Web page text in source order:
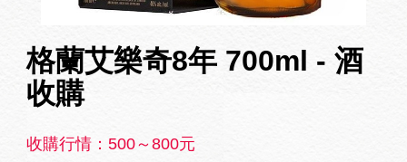
格蘭艾樂奇8年 700ml - 酒
收購
收購行情：500～800元